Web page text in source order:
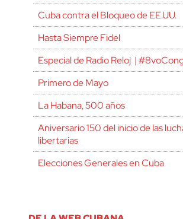
Cuba contra el Bloqueo de EE.UU.
Hasta Siempre Fidel
Especial de Radio Reloj |
Primero de Mayo
La Habana, 500 años
Aniversario 150 del inicio de las
libertarias
Elecciones Generales en Cuba